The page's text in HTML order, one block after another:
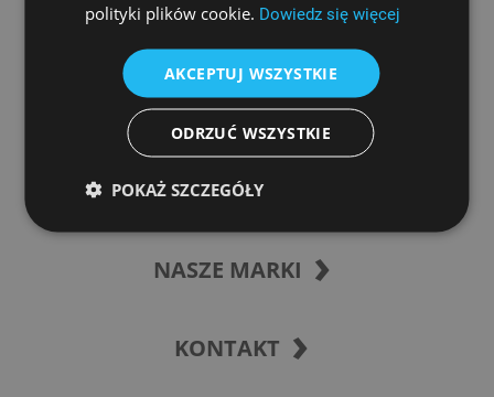
INFORMACJE
SZYBKI DOSTĘP
NASZE MARKI
KONTAKT
polityki plików cookie. Dowiedz się więcej
AKCEPTUJ WSZYSTKIE
ODRZUĆ WSZYSTKIE
POKAŻ SZCZEGÓŁY